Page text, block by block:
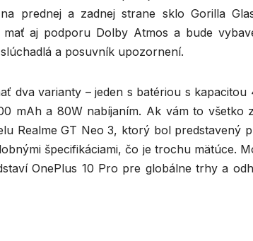
prednej a zadnej strane sklo Gorilla
aj podporu Dolby Atmos a bude
a posuvník upozornení.
dva varianty – jeden s batériou s
mAh a 80W nabíjaním. Ak vám to všetko
Realme GT Neo 3, ktorý bol predstavený
špecifikáciami, čo je trochu mätúce.
OnePlus 10 Pro pre globálne trhy a